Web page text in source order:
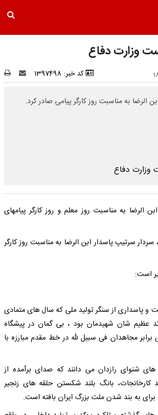
وزارت دفاع
کد خبر: 1397498
الرضا به مناسبت روز کارگر پیامی صادر کرد.
الرضا به مناسبت روز معلم و روز کارگر پیامهای
سردار سرتیپ پاسدار ابن الرضا به مناسبت روز کارگر
است:
از سنگر تولید ملی که سال های متمادی
عظیم شان شهیدمان بود ، بی گمان در پیشگاه
مجاهدان فی سبیل لله در خط مقدم مبارزه با
شنوای رازدان می دانند که صدای برآمده از
بانگ بلند شکستن حلقه های زنجیر
به بند شدن ملت بزرگ ایران بافته است.